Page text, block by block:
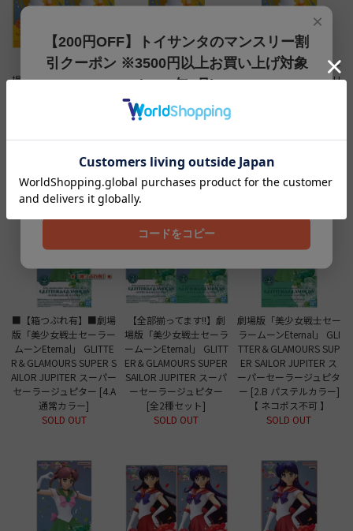
【全部揃ってます!!】劇
場版「美少女戦士セーラ
SOLD OUT
劇場版「美少女戦士セー
ラームーンEternal」 GLI
ER SAILOR VENUS スー
パーセーラーヴィーナス
SOLD OUT
劇場版「美少女戦士セー
ラームーンEternal」 GLI
SOLD OUT
■【箱つぶれ有】■劇場
版「美少女戦士セーラー
ムーンEternal」 GLITTE
R＆GLAMOURS SUPER S
AILOR JUPITER スーパー
セーラージュピター [4.A
通常カラー]
SOLD OUT
【全部揃ってます!!】劇
場版「美少女戦士セーラ
ームーンEternal」 GLITT
ER＆GLAMOURS SUPER
SAILOR JUPITER スーパ
ーセーラージュピター
[全2種セット]
SOLD OUT
劇場版「美少女戦士セー
ラームーンEternal」 GLI
TTER＆GLAMOURS SUP
ER SAILOR JUPITER ス
ーパーセーラージュピタ
ー [2.B パステルカラー]
【 ネコポス不可 】
SOLD OUT
×
【200円OFF】トイサンタのマンスリー割
引クーポン ※3500円以上お買い上げ対象
(2026年8月)
【200円OFFクーポン】3500円以上お買上げでご利用可能
です!! 8月1日～8月31日まで
202608
コードをコピー